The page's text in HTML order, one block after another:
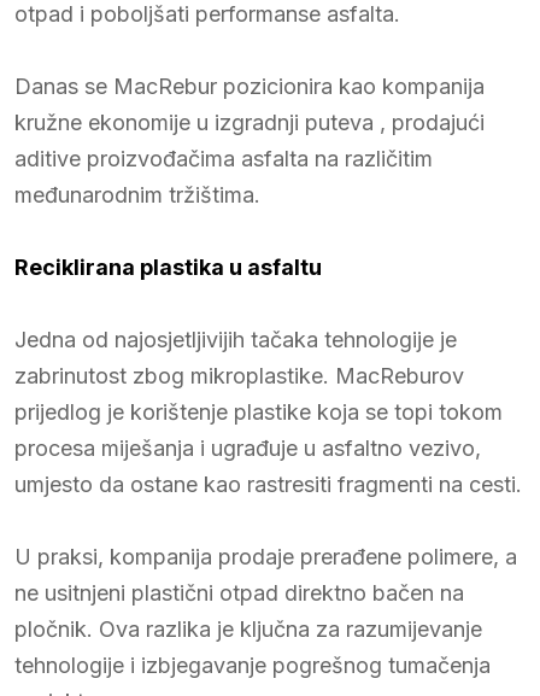
otpad i poboljšati performanse asfalta.
Danas se MacRebur pozicionira kao kompanija
kružne ekonomije u izgradnji puteva , prodajući
aditive proizvođačima asfalta na različitim
međunarodnim tržištima.
Reciklirana plastika u asfaltu
Jedna od najosjetljivijih tačaka tehnologije je
zabrinutost zbog mikroplastike. MacReburov
prijedlog je korištenje plastike koja se topi tokom
procesa miješanja i ugrađuje u asfaltno vezivo,
umjesto da ostane kao rastresiti fragmenti na cesti.
U praksi, kompanija prodaje prerađene polimere, a
ne usitnjeni plastični otpad direktno bačen na
pločnik. Ova razlika je ključna za razumijevanje
tehnologije i izbjegavanje pogrešnog tumačenja